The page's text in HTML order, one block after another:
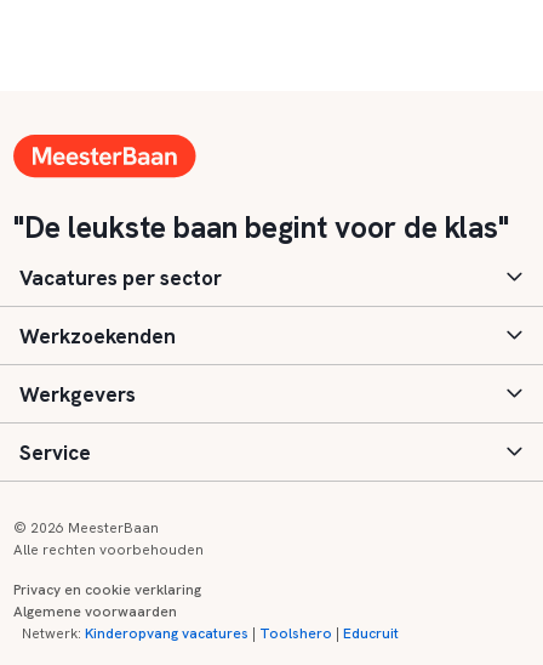
"De leukste baan begint voor de klas"
Vacatures per sector
Basisonderwijs
Speciaal (basis) onderwijs
Voortgezet onderwijs
Kinderopvang
Werkzoekenden
Aanmelden
Vacatures
Zij-instroom informatie
Werkgevers
Inloggen
Registreren
Service
Onderwijs links
© 2026 MeesterBaan
Alle rechten voorbehouden
Privacy en cookie verklaring
Algemene voorwaarden
Netwerk:Kinderopvang vacatures | Toolshero |Educruit